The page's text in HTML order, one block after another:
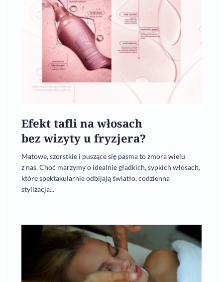
Efekt tafli na włosach
bez wizyty u fryzjera?
Matowe, szorstkie i puszące się pasma to zmora wielu
z nas. Choć marzymy o idealnie gładkich, sypkich włosach,
które spektakularnie odbijają światło, codzienna
stylizacja...